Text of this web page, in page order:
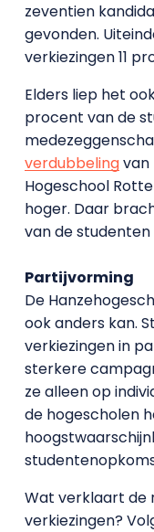
zeventien
gevonden.
verkiezingen 11
Elders liep het
procent van de
verdubbelingvan
Hogeschool
hoger. Daar
van de studenten
Partijvorming
De
ook anders kan.
verkiezingen in
sterkere
ze alleen op
de hogescholen
Wat verklaart de
verkiezingen?